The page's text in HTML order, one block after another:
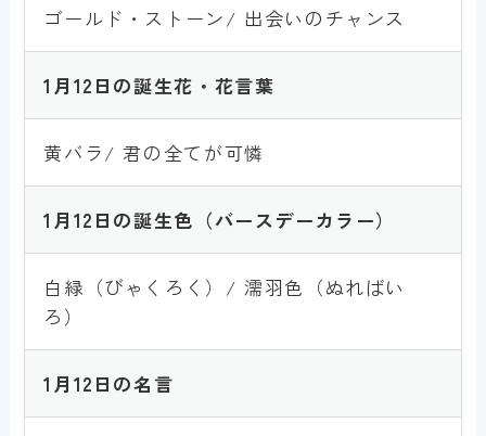
ゴールド・ストーン/ 出会いのチャンス
1月12日の誕生花・花言葉
黄バラ/ 君の全てが可憐
1月12日の誕生色 （バースデーカラー）
白緑（びゃくろく）/ 濡羽色（ぬればい
ろ）
1月12日の名言